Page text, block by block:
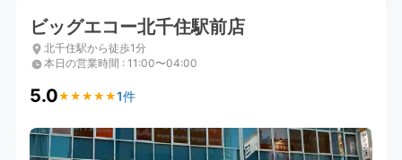
ビッグエコー北千住駅前店
北千住駅から徒歩1分
本日の営業時間 : 11:00〜04:00
5.0★ ★ ★ ★ ★
★ ★ ★ ★ ★1件